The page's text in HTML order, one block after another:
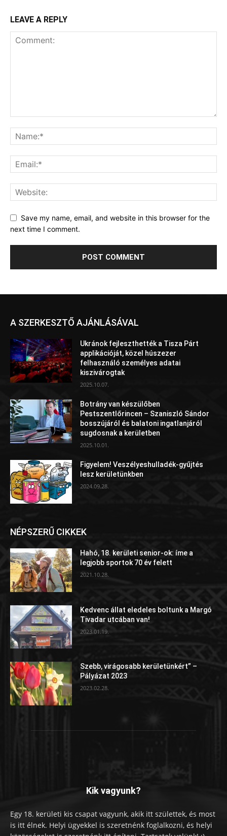
LEAVE A REPLY
Save my name, email, and website in this browser for the
next time I comment.
A SZERKESZTŐ AJÁNLÁSÁVAL
Ukránok fejleszthették a Tisza Párt
applikációját, közel húszezer
felhasználó személyes adatai
kiszivárogtak
2025.10.07.
Botrány van készülőben
Pestszentlőrincen – Szaniszló Sándor
bosszújáról és balatoni ingatlanjáról
sugdosnak a kerületben
2025.10.01.
Figyelem! Veszélyeshulladék-gyűjtés
lesz kerületünkben
2024.09.28.
NÉPSZERŰ CIKKEK
Hahó, 18. kerületi senior-ok: íme a
legjobb sportok 70 év felett
2021.10.28.
Kedvenc állat eledeles boltunk a Margó
Tivadar utcában van!
2023.01.19.
Szebb, virágosabb kerületünkért” –
Pályázat 2023
2023.02.28.
Kik vagyunk?
Egy 18. kerületi kis csapat vagyunk, akik itt születtek, és most
is itt élnek. Helyi ügyekkel is szeretnénk foglalkozni, és helyi